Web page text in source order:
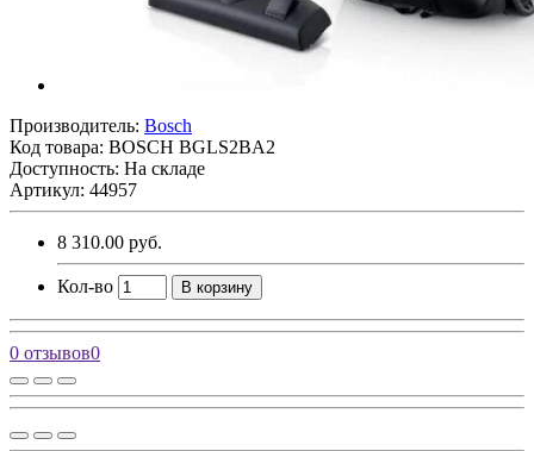
Производитель: Bosch
Код товара: BOSCH BGLS2BA2
Доступность: На складе
Артикул: 44957
8 310.00 руб.
Кол-во В корзину
0 отзывов0